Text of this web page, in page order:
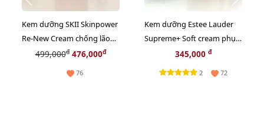
Kem dưỡng SKII Skinpower
Re-New Cream chống lão
hóa, phục hồi nuôi dưỡng
499,000đ476,000đ
76
Kem dưỡng Estee Lauder
Supreme+ Soft cream phục
hồi da chuyên sâu, 15ml
345,000 đ
2 72